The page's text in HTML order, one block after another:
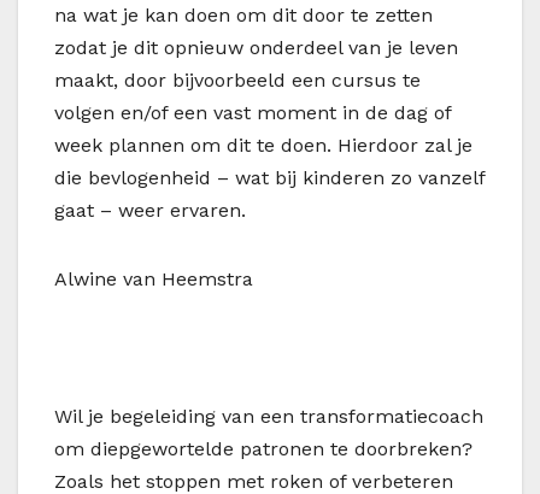
na wat je kan doen om dit door te zetten
zodat je dit opnieuw onderdeel van je leven
maakt, door bijvoorbeeld een cursus te
volgen en/of een vast moment in de dag of
week plannen om dit te doen. Hierdoor zal je
die bevlogenheid – wat bij kinderen zo vanzelf
gaat – weer ervaren.
Alwine van Heemstra
Wil je begeleiding van een transformatiecoach
om diepgewortelde patronen te doorbreken?
Zoals het stoppen met roken of verbeteren